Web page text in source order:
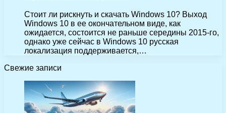
Стоит ли рискнуть и скачать Windows 10? Выход
Windows 10 в ее окончательном виде, как
ожидается, состоится не раньше середины 2015-го,
однако уже сейчас в Windows 10 русская
локализация поддерживается,…
Свежие записи